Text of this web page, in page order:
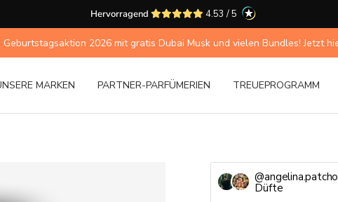
Hervorragend 4.53 / 5
2026 mit gratis Dubai Musk und vielen Bundles! Jetzt
MARKEN PARTNER-PARFÜMERIEN TREUEPROGRAMM
Düfte